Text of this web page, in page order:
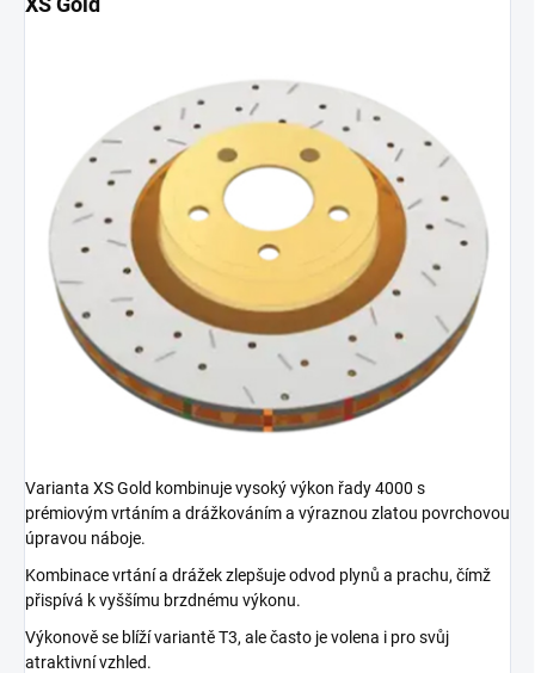
Varianta XS Gold kombinuje vysoký výkon řady 4000 s
prémiovým vrtáním a drážkováním a výraznou zlatou povrchovou
úpravou náboje.
Kombinace vrtání a drážek zlepšuje odvod plynů a prachu, čímž
přispívá k vyššímu brzdnému výkonu.
Výkonově se blíží variantě T3, ale často je volena i pro svůj
atraktivní vzhled.